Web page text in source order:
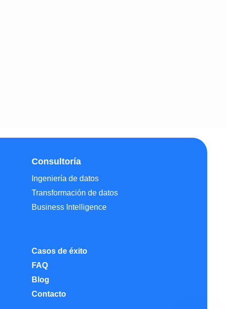
Consultoría
Ingeniería de datos
Transformación de datos
Business Intelligence
Casos de éxito
FAQ
Blog
Contacto